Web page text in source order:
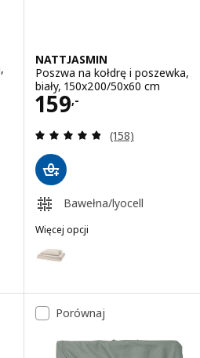
5 gwiazdki. Łączna liczba recenzji:
na kołdrę i 2 poszewki, blady
na kołdrę i 2 poszewki, antracyt
NATTJASMIN
Poszwa na kołdrę i poszewka,
biały, 150x200/50x60 cm
159,-
Cena 159,-
Recenzja: 4.8
(158)
Bawełna/lyocell
Więcej opcji
Wariant: NATTJASMIN,
Porównaj